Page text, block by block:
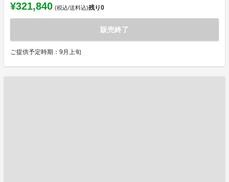
¥321,840 (税込/送料込)残り0
販売終了
ご提供予定時期：9月上旬